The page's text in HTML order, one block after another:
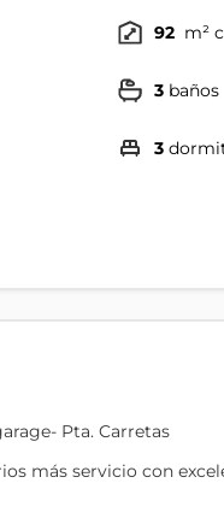
92 m²
3 baños
3
Pta. Carretas
más servicio con